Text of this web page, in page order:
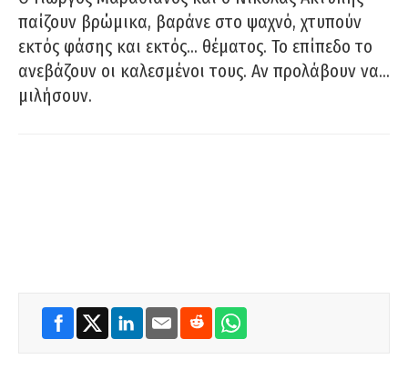
παίζουν βρώμικα, βαράνε στο ψαχνό, χτυπούν
εκτός φάσης και εκτός… θέματος. Το επίπεδο το
ανεβάζουν οι καλεσμένοι τους. Αν προλάβουν να…
μιλήσουν.